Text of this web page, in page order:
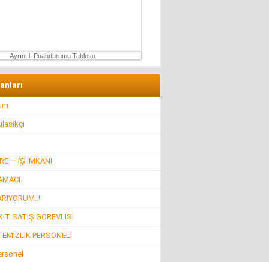
Ayrıntılı Puandurumu Tablosu
— İŞ İMKANI
SATIŞ GÖREVLİSİ
PERSONELİ